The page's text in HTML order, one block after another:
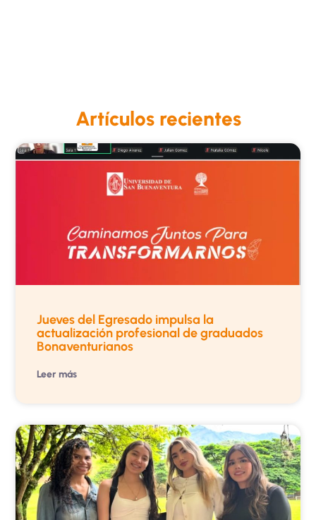
Artículos recientes
Jueves del Egresado impulsa la
actualización profesional de graduados
Bonaventurianos
Leer más